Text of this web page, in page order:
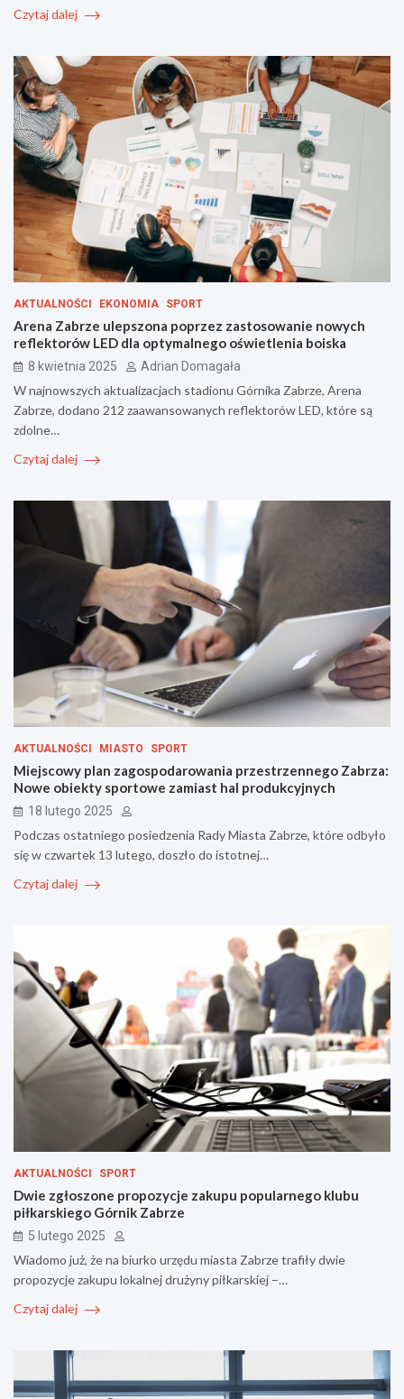
Czytaj dalej
AKTUALNOŚCI EKONOMIA SPORT
Arena Zabrze ulepszona poprzez zastosowanie nowych
reflektorów LED dla optymalnego oświetlenia boiska
8 kwietnia 2025 Adrian Domagała
W najnowszych aktualizacjach stadionu Górnika Zabrze, Arena
Zabrze, dodano 212 zaawansowanych reflektorów LED, które są
zdolne…
Czytaj dalej
AKTUALNOŚCI MIASTO SPORT
Miejscowy plan zagospodarowania przestrzennego Zabrza:
Nowe obiekty sportowe zamiast hal produkcyjnych
18 lutego 2025
Podczas ostatniego posiedzenia Rady Miasta Zabrze, które odbyło
się w czwartek 13 lutego, doszło do istotnej…
Czytaj dalej
AKTUALNOŚCI SPORT
Dwie zgłoszone propozycje zakupu popularnego klubu
piłkarskiego Górnik Zabrze
5 lutego 2025
Wiadomo już, że na biurko urzędu miasta Zabrze trafiły dwie
propozycje zakupu lokalnej drużyny piłkarskiej –…
Czytaj dalej